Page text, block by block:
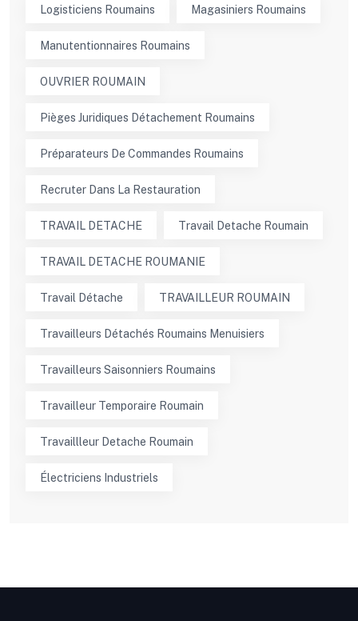
Logisticiens Roumains Magasiniers Roumains
Manutentionnaires Roumains
OUVRIER ROUMAIN
Pièges Juridiques Détachement Roumains
Préparateurs De Commandes Roumains
Recruter Dans La Restauration
TRAVAIL DETACHE Travail Detache Roumain
TRAVAIL DETACHE ROUMANIE
Travail Détache TRAVAILLEUR ROUMAIN
Travailleurs Détachés Roumains Menuisiers
Travailleurs Saisonniers Roumains
Travailleur Temporaire Roumain
Travaillleur Detache Roumain
Électriciens Industriels